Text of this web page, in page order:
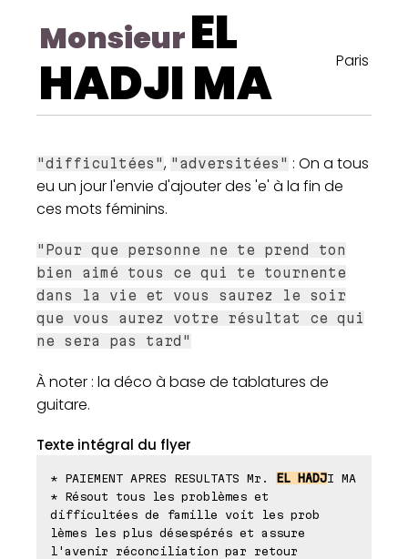
MonsieurEL
HADJI MA
Paris
"difficultées", "adversitées" : On a tous
eu un jour l'envie d'ajouter des 'e' à la fin de
ces mots féminins.
"Pour que personne ne te prend ton
bien aimé tous ce qui te tournente
dans la vie et vous saurez le soir
que vous aurez votre résultat ce qui
ne sera pas tard"
À noter : la déco à base de tablatures de
guitare.
Texte intégral du flyer
* PAIEMENT APRES RESULTATS Mr. EL HADJI MA
* Résout tous les problèmes et
difficultées de famille voit les prob
lèmes les plus désespérés et assure
l'avenir réconciliation par retour